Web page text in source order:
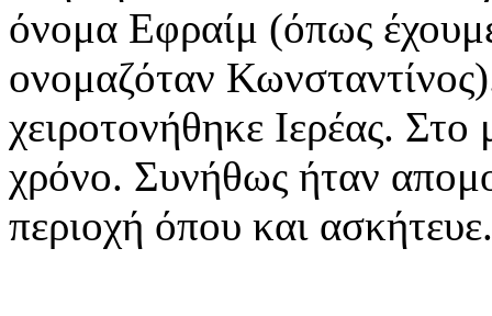
όνομα Εφραίμ (όπως
ονομαζόταν
χειροτονήθηκε Ιερέας.
χρόνο. Συνήθως ήταν
περιοχή όπου και ασκήτευε.